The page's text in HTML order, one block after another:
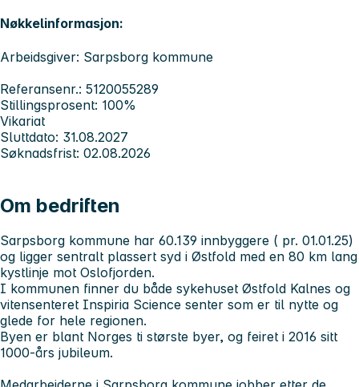
Nøkkelinformasjon:
Arbeidsgiver: Sarpsborg kommune
Referansenr.: 5120055289
Stillingsprosent: 100%
Vikariat
Sluttdato: 31.08.2027
Søknadsfrist: 02.08.2026
Om bedriften
Sarpsborg kommune har 60.139 innbyggere ( pr. 01.01.25)
og ligger sentralt plassert syd i Østfold med en 80 km lang
kystlinje mot Oslofjorden.
I kommunen finner du både sykehuset Østfold Kalnes og
vitensenteret Inspiria Science senter som er til nytte og
glede for hele regionen.
Byen er blant Norges ti største byer, og feiret i 2016 sitt
1000-års jubileum.